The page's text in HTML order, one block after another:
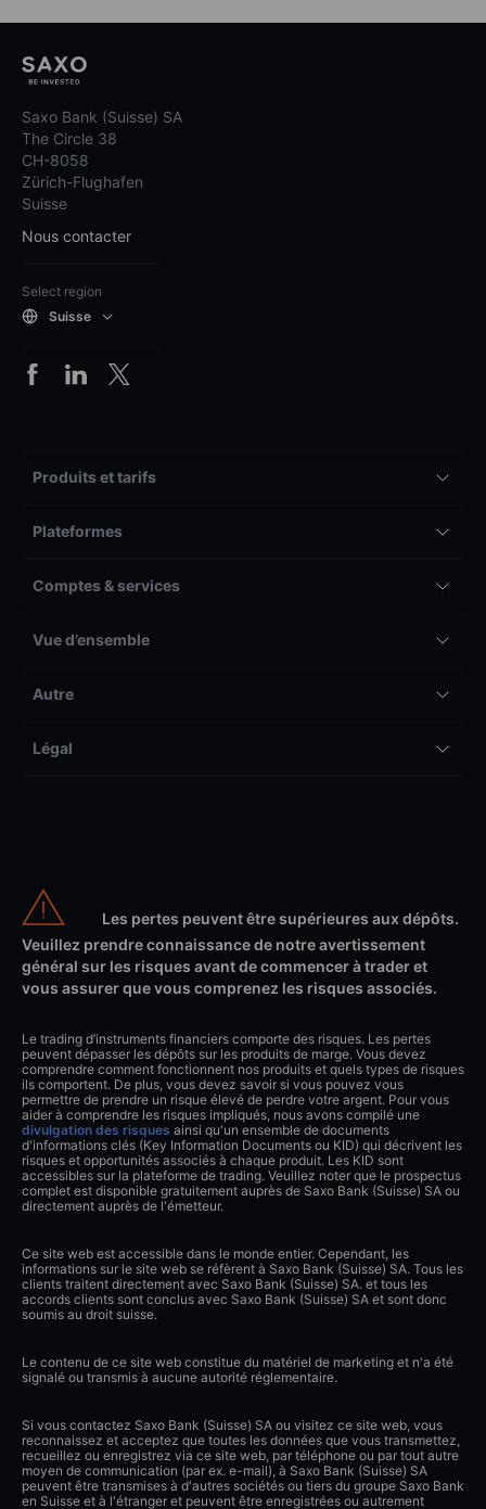
Saxo Bank (Suisse) SA
The Circle 38
CH-8058
Zürich-Flughafen
Suisse
Nous contacter
Select region
Suisse
Produits et tarifs
Plateformes
Comptes & services
Vue d’ensemble
Autre
Légal
Les pertes peuvent être supérieures aux dépôts.
Veuillez prendre connaissance de notre avertissement
général sur les risques avant de commencer à trader et
vous assurer que vous comprenez les risques associés.
Le trading d’instruments financiers comporte des risques. Les pertes
peuvent dépasser les dépôts sur les produits de marge. Vous devez
comprendre comment fonctionnent nos produits et quels types de risques
ils comportent. De plus, vous devez savoir si vous pouvez vous
permettre de prendre un risque élevé de perdre votre argent. Pour vous
aider à comprendre les risques impliqués, nous avons compilé une
divulgation des risques ainsi qu'un ensemble de documents
d'informations clés (Key Information Documents ou KID) qui décrivent les
risques et opportunités associés à chaque produit. Les KID sont
accessibles sur la plateforme de trading. Veuillez noter que le prospectus
complet est disponible gratuitement auprès de Saxo Bank (Suisse) SA ou
directement auprès de l'émetteur.
Ce site web est accessible dans le monde entier. Cependant, les
informations sur le site web se réfèrent à Saxo Bank (Suisse) SA. Tous les
clients traitent directement avec Saxo Bank (Suisse) SA. et tous les
accords clients sont conclus avec Saxo Bank (Suisse) SA et sont donc
soumis au droit suisse.
Le contenu de ce site web constitue du matériel de marketing et n'a été
signalé ou transmis à aucune autorité réglementaire.
Si vous contactez Saxo Bank (Suisse) SA ou visitez ce site web, vous
reconnaissez et acceptez que toutes les données que vous transmettez,
recueillez ou enregistrez via ce site web, par téléphone ou par tout autre
moyen de communication (par ex. e-mail), à Saxo Bank (Suisse) SA
peuvent être transmises à d'autres sociétés ou tiers du groupe Saxo Bank
en Suisse et à l'étranger et peuvent être enregistrées ou autrement